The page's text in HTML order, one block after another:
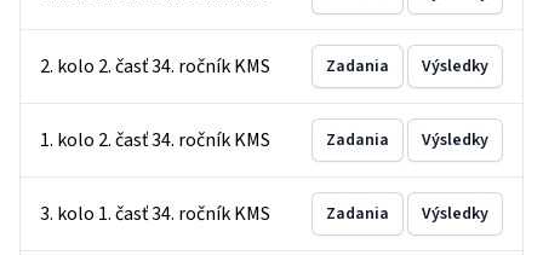
2. kolo 2. časť 34. ročník KMS Zadania Výsledky
1. kolo 2. časť 34. ročník KMS Zadania Výsledky
3. kolo 1. časť 34. ročník KMS Zadania Výsledky